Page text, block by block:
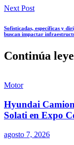
Next Post
Sofisticadas, específicas y
buscan impactar
Continúa
Motor
Hyundai
Solati en Expo
agosto 7, 2026